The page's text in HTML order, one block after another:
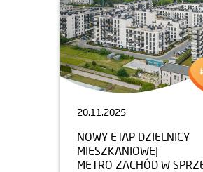
20.11.2025
NOWY ETAP DZIELNICY
MIESZKANIOWEJ
METRO ZACHÓD W